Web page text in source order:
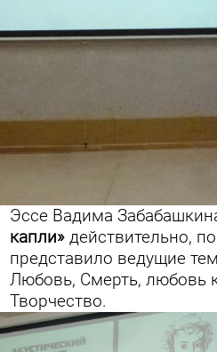
Эссе Вадима
капли»действительно,
представило ведущие
Любовь, Смерть, любовь
Творчество.